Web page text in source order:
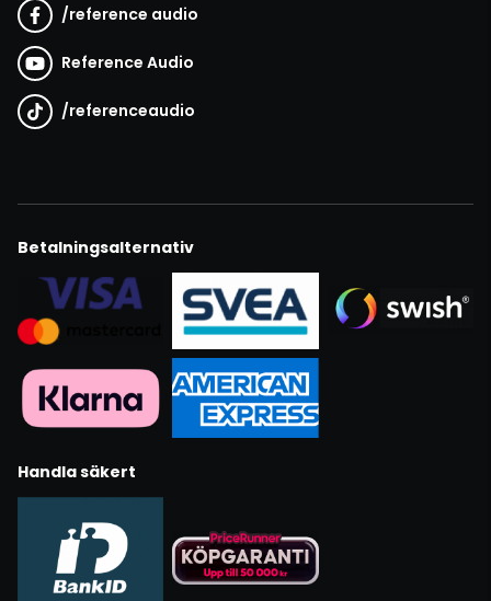
/reference audio
Reference Audio
/referenceaudio
Betalningsalternativ
Handla säkert